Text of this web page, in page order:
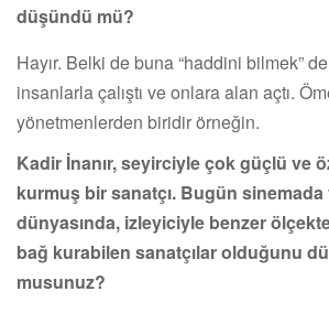
düşündü mü?
Hayır. Belki de buna “haddini bilmek”
insanlarla çalıştı ve onlara alan açtı.
yönetmenlerden biridir örneğin.
Kadir İnanır, seyirciyle çok güçlü ve
kurmuş bir sanatçı. Bugün
dünyasında, izleyiciyle benzer
bağ kurabilen sanatçılar olduğunu
musunuz?